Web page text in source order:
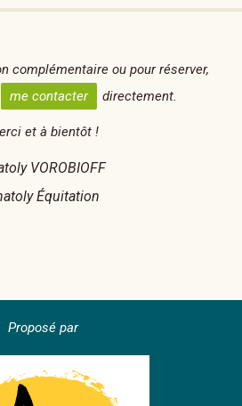
complémentaire ou pour réserver,
me contacter directement.
et à bientôt !
VOROBIOFF
Équitation
Proposé par